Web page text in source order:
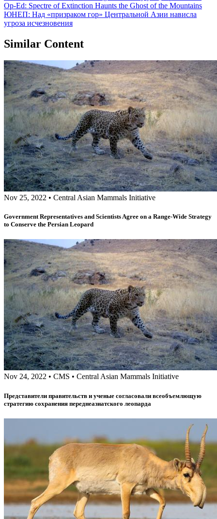
Op-Ed: Spectre of Extinction Haunts the Ghost of the Mountains
ЮНЕП: Над «призраком гор» Центральной Азии нависла
угроза исчезновения
Similar Content
Nov 25, 2022 • Central Asian Mammals Initiative
Government Representatives and Scientists Agree on a Range-Wide Strategy
to Conserve the Persian Leopard
Nov 24, 2022 • CMS • Central Asian Mammals Initiative
Представители правительств и ученые согласовали всеобъемлющую
стратегию сохранения переднеазиатского леопарда